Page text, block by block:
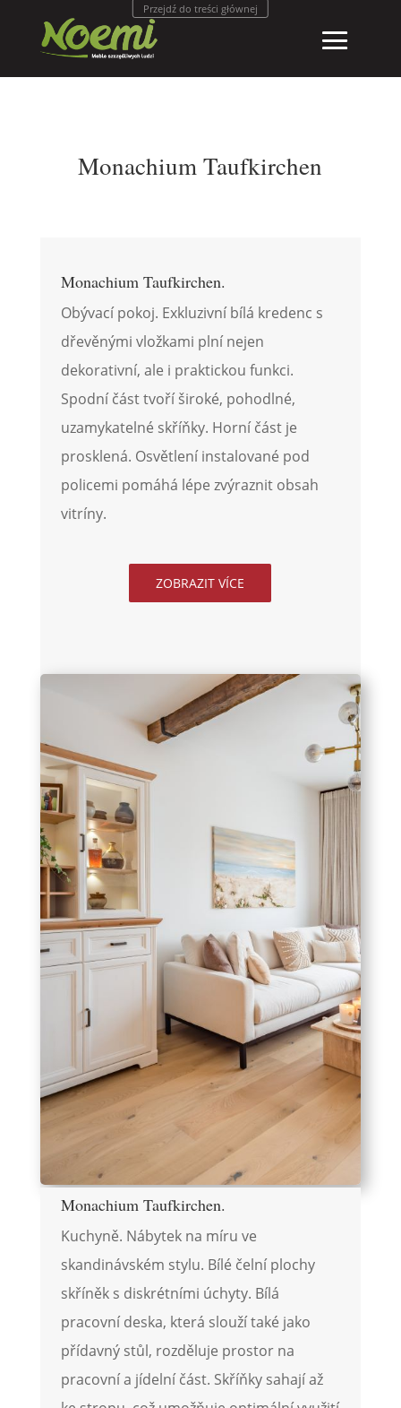
Przejdź do treści głównej
Monachium Taufkirchen
Monachium Taufkirchen.
Obývací pokoj. Exkluzivní bílá kredenc s
dřevěnými vložkami plní nejen
dekorativní, ale i praktickou funkci.
Spodní část tvoří široké, pohodlné,
uzamykatelné skříňky. Horní část je
prosklená. Osvětlení instalované pod
policemi pomáhá lépe zvýraznit obsah
vitríny.
ZOBRAZIT VÍCE
Monachium Taufkirchen.
Kuchyně. Nábytek na míru ve
skandinávském stylu. Bílé čelní plochy
skříněk s diskrétními úchyty. Bílá
pracovní deska, která slouží také jako
přídavný stůl, rozděluje prostor na
pracovní a jídelní část. Skříňky sahají až